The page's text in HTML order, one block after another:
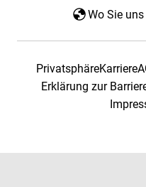
Wo Sie
PrivatsphäreKarriere
Erklärung zur